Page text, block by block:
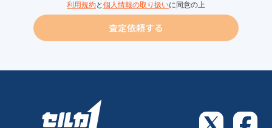
利用規約と 個人情報の取り扱いに同意の上
査定依頼する